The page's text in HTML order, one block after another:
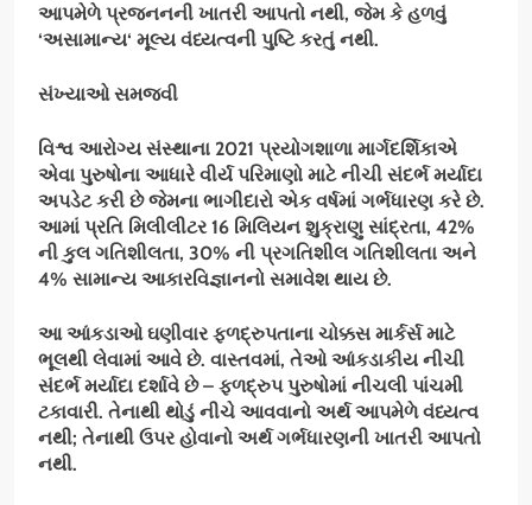
આપમેળે પ્રજનનની ખાતરી આપતો નથી, જેમ કે હળવું
‘અસામાન્ય‘ મૂલ્ય વંધ્યત્વની પુષ્ટિ કરતું નથી.
સંખ્યાઓ સમજવી
વિશ્વ આરોગ્ય સંસ્થાના 2021 પ્રયોગશાળા માર્ગદર્શિકાએ
એવા પુરુષોના આધારે વીર્ય પરિમાણો માટે નીચી સંદર્ભ મર્યાદા
અપડેટ કરી છે જેમના ભાગીદારો એક વર્ષમાં ગર્ભધારણ કરે છે.
આમાં પ્રતિ મિલીલીટર16 મિલિયન શુક્રાણુ સાંદ્રતા, 42%
ની કુલ ગતિશીલતા, 30% ની પ્રગતિશીલ ગતિશીલતા અને
4% સામાન્ય આકારવિજ્ઞાનનો સમાવેશ થાય છે.
આ આંકડાઓ ઘણીવાર ફળદ્રુપતાના ચોક્કસ માર્કર્સ માટે
ભૂલથી લેવામાં આવે છે. વાસ્તવમાં, તેઓ આંકડાકીય નીચી
સંદર્ભ મર્યાદા દર્શાવે છે – ફળદ્રુપ પુરુષોમાં નીચલી પાંચમી
ટકાવારી. તેનાથી થોડું નીચે આવવાનો અર્થ આપમેળે વંધ્યત્વ
નથી; તેનાથી ઉપર હોવાનો અર્થ ગર્ભધારણની ખાતરી આપતો
નથી.